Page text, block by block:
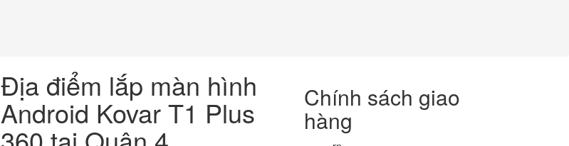
Địa điểm lắp màn hình
Android Kovar T1 Plus Chính sách giao
hàng